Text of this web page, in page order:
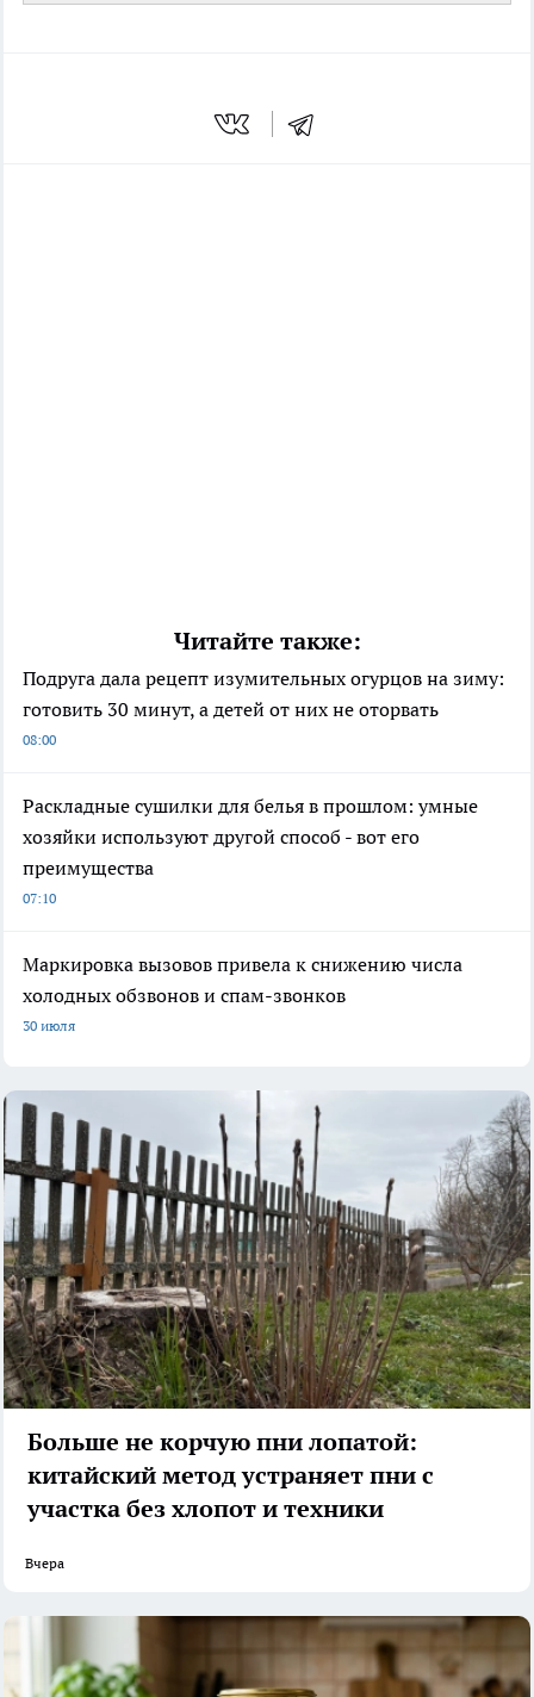
Читайте также:
Подруга дала рецепт изумительных огурцов на зиму:
готовить 30 минут, а детей от них не оторвать
08:00
Раскладные сушилки для белья в прошлом: умные
хозяйки используют другой способ - вот его
преимущества
07:10
Маркировка вызовов привела к снижению числа
холодных обзвонов и спам-звонков
30 июля
Больше не корчую пни лопатой:
китайский метод устраняет пни с
участка без хлопот и техники
Вчера